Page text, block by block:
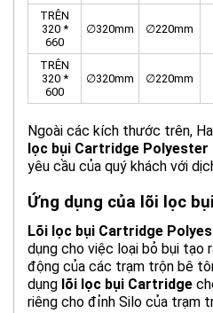
TRÊN
320 *
660
∅320mm ∅220mm
TRÊN
320 *
600
∅320mm ∅220mm
Ngoài các kích thước trên,
lọc bụi Cartridge Polyester
yêu cầu của quý khách với
Ứng dụng của lõi lọc
Lõi lọc bụi Cartridge
dụng cho việc loại bỏ bụi tạo
động của các trạm trộn bê
dụng lõi lọc bụi Cartridge
riêng cho đỉnh Silo của trạm